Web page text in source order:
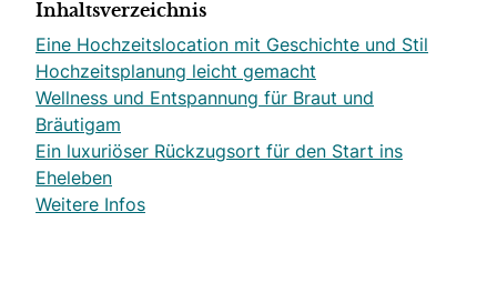
Inhaltsverzeichnis
Eine Hochzeitslocation mit Geschichte und Stil
Hochzeitsplanung leicht gemacht
Wellness und Entspannung für Braut und
Bräutigam
Ein luxuriöser Rückzugsort für den Start ins
Eheleben
Weitere Infos